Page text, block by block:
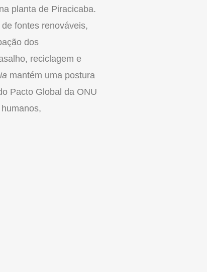
planta de Piracicaba.
fontes renováveis,
dos
reciclagem e
mantém uma postura
Pacto Global da ONU